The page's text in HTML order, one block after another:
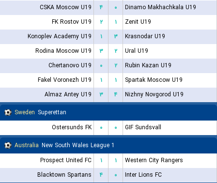
CSKA Moscow U19
۴ ۰
Dinamo Makhachkala U19
FK Rostov U19
۲ ۱
Zenit U19
Konoplev Academy U19
۱ ۳
Krasnodar U19
Rodina Moscow U19
۳ ۲
Ural U19
Chertanovo U19
۰ ۲
Rubin Kazan U19
Fakel Voronezh U19
۱ ۱
Spartak Moscow U19
Almaz Antey U19
۳ ۴
Nizhny Novgorod U19
Sweden Superettan
Ostersunds FK
۰ ۰
GIF Sundsvall
Australia New South Wales League 1
Prospect United FC
۱ ۱
Western City Rangers
Blacktown Spartans
۴ ۰
Inter Lions FC